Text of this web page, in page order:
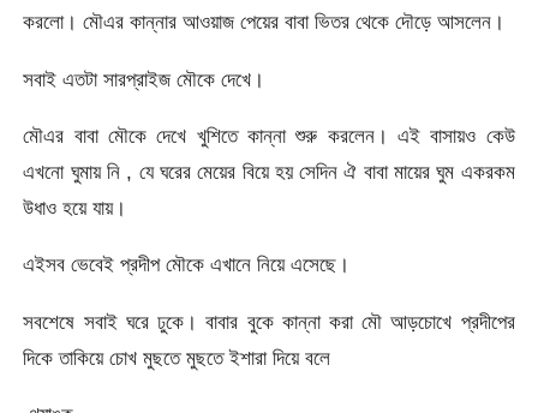
করলো। মৌএর কান্নার আওয়াজ পেয়ের বাবা ভিতর থেকে দৌড়ে আসলেন।
সবাই এতটা সারপ্রাইজ মৌকে দেখে।
মৌএর বাবা মৌকে দেখে খুশিতে কান্না শুরু করলেন। এই বাসায়ও কেউ
এখনো ঘুমায় নি , যে ঘরের মেয়ের বিয়ে হয় সেদিন ঐ বাবা মায়ের ঘুম একরকম
উধাও হয়ে যায়।
এইসব ভেবেই প্রদীপ মৌকে এখানে নিয়ে এসেছে।
সবশেষে সবাই ঘরে ঢুকে। বাবার বুকে কান্না করা মৌ আড়চোখে প্রদীপের
দিকে তাকিয়ে চোখ মুছতে মুছতে ইশারা দিয়ে বলে